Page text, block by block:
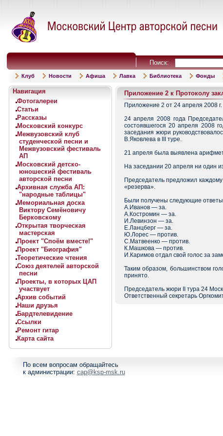
Поиск:
Клуб Новости Афиша Лавка Библиотека Фонды
Навигация
Фотогалереи
Статьи
Рассказы
Московский конкурс
Межвузовский клуб
студенческой песни и
Межвузовский фестиваль
АП
Московский детско-
юношеский фестиваль
авторской песни
Архивная служба АП:
"народные таблицы"
Мемориальная доска
Виктору Семёновичу
Берковскому
Открытая творческая
мастерская
Проект "Споём вместе!"
Проект "Биография"
Теоретические чтения
Союз деятелей авторской
песни
Проекты, в которых ЦАП
участвует
Архив событий
Наши друзья
Бардтелевидение
Ссылки
Ремонт гитар
Карта сайта
Приложение 2 к Протоколу
Приложение 2 от 24 апреля 2008 г.
24 апреля 2008 года
состоявшегося 20 апреля 2008
заседания жюри
В.Яковлева в III туре.
21 апреля была выявлена
На заседании 20 апреля ни один
Председатель предложил
«резерва».
Были получены следующие
А.Иванов — за.
А.Костромин — за.
И.Левинзон — за.
Е.Ланцберг — за.
Ю.Лорес — против.
С.Матвеенко — против.
К.Машкова — против.
И.Каримов отдал свой голос за
Таким образом, большинством
принято.
Председатель жюри II тура 24
Ответственный секретарь
По всем вопросам обращайтесь
к администрации: cap@ksp-msk.ru